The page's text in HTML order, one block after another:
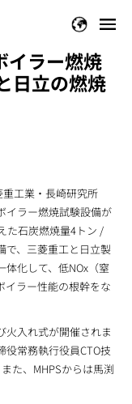
イラー燃焼
日立の燃焼
工業・長崎研究所
イラー燃焼試験設備が
た石炭燃焼量4トン /
で、三菱重工と日立製
化して、低NOx（窒
イラー性能の根幹をな
入れ式が開催されま
役常務執行役員CTO技
た、MHPSからは馬渕